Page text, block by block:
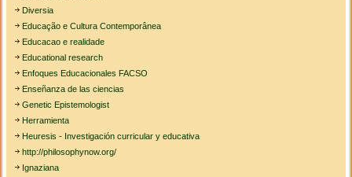
Diversia
Educação e Cultura Contemporânea
Educacao e realidade
Educational research
Enfoques Educacionales FACSO
Enseñanza de las ciencias
Genetic Epistemologist
Herramienta
Heuresis - Investigación curricular y educativa
http://philosophynow.org/
Ignaziana